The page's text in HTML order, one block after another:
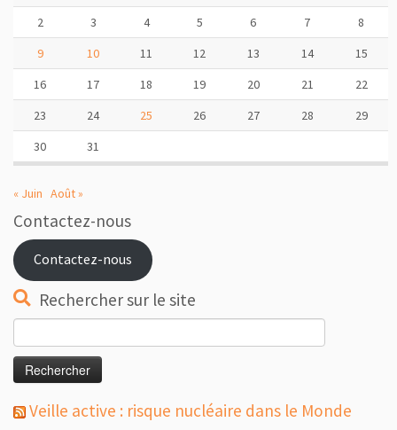
2
3 4 5 6 7
8
9
10 11 12 13 14
15
16
17 18 19 20 21
22
23
24 25 26 27 28
29
30
31
« Juin Août »
Contactez-nous
Contactez-nous
Rechercher sur le site
Veille active : risque nucléaire dans le Monde